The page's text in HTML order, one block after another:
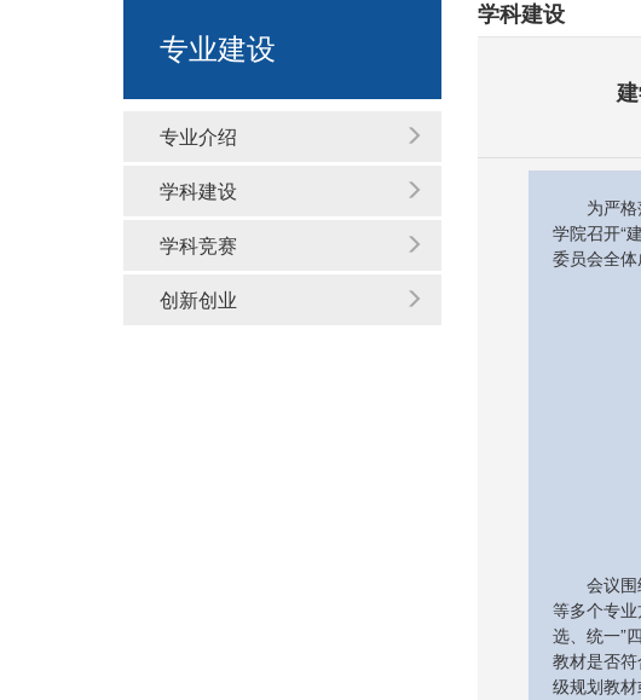
专业建设
专业介绍
学科建设
学科竞赛
创新创业
学科建设
为严
学院召开“
委员会全体
会议
等多个专
选、统一”
教材是否
级规划教